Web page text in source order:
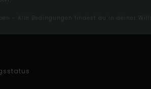
- Alle Bedingungen findest du in deiner